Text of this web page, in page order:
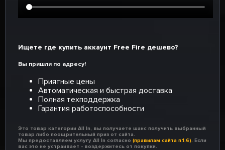
Ищете где купить аккаунт Free Fire дешево?
Вы пришли по адресу!
Приятные цены
Автоматическая и быстрая доставка
Полная техподдержка
Гарантия работоспособности
Это товар категории All In, вы получаете шанс получить выбранный
товар либо поощрительный приз от сайта.
Мы предоставляем услугу All In согласно (правилам сайта п.1.6). Если
вас это не устраивает - воздержитесь от покупки.